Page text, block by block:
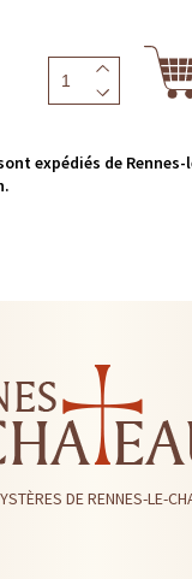
expédiés de Rennes-
DE RENNES-LE-